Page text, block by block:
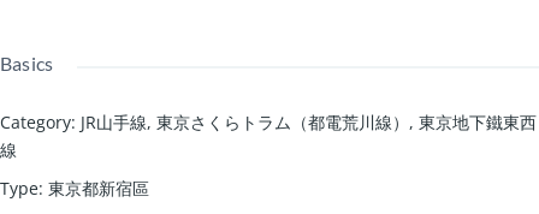
Basics
Category: JR山手線, 東京さくらトラム（都電荒川線） , 東京地下鐵東西
線
Type: 東京都新宿區